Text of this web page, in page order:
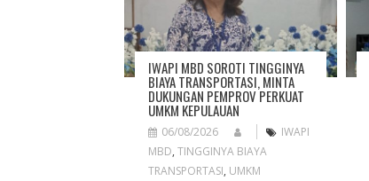
T
O
N
IWAPI MBD SOROTI TINGGINYA
BIAYA TRANSPORTASI, MINTA
DUKUNGAN PEMPROV PERKUAT
UMKM KEPULAUAN
06/08/2026
IWAPI
MBD, TINGGINYA BIAYA
TRANSPORTASI, UMKM